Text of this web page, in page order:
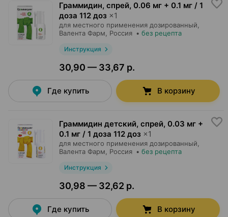
Граммидин, спрей, 0.06 мг + 0.1 мг / 1
доза 112 доз ×1
для местного применения дозированный,
Валента Фарм , Россия • без рецепта
Инструкция
30,90 — 33,67 р.
Где купить В корзину
Граммидин детский, спрей, 0.03 мг +
0.1 мг / 1 доза 112 доз ×1
для местного применения дозированный,
Валента Фарм , Россия • без рецепта
Инструкция
30,98 — 32,62 р.
Где купить В корзину